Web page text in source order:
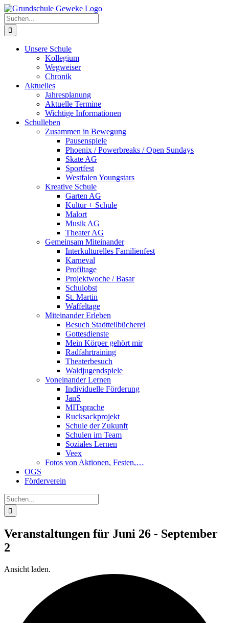
Zum
Inhalt
springen
Suche
nach:
Unsere Schule
Kollegium
Wegweiser
Chronik
Aktuelles
Jahresplanung
Aktuelle Termine
Wichtige Informationen
Schulleben
Zusammen in Bewegung
Pausenspiele
Phoenix / Powerbreaks / Open Sundays
Skate AG
Sportfest
Westfalen Youngstars
Kreative Schule
Garten AG
Kultur + Schule
Malort
Musik AG
Theater AG
Gemeinsam Miteinander
Interkulturelles Familienfest
Karneval
Profiltage
Projektwoche / Basar
Schulobst
St. Martin
Waffeltage
Miteinander Erleben
Besuch Stadtteilbücherei
Gottesdienste
Mein Körper gehört mir
Radfahrtraining
Theaterbesuch
Waldjugendspiele
Voneinander Lernen
Individuelle Förderung
JanS
MITsprache
Rucksackprojekt
Schule der Zukunft
Schulen im Team
Soziales Lernen
Veex
Fotos von Aktionen, Festen,…
OGS
Förderverein
Suche
nach:
Veranstaltungen für Juni 26 - September
2
Ansicht laden.